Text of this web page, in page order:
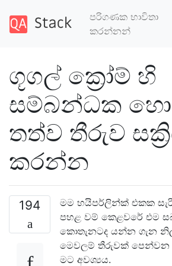
පරිගණක භාවිතා
කරන්නන්
ගූගල් ක්‍රෝම් හි
සම්බන්ධක
තත්ව තීරුව
කරන්න
194
මම හයිපර්ලින්ක් එකක
පහළ වම් කෙළවරේ එම
කොතැනටද යන්න ගැන
මෙවලම් තීරුවක් පෙන්වන
මට අවශ්‍යය.